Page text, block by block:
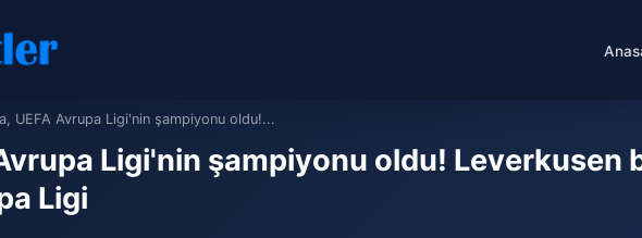
UEFA Avrupa Ligi'nin şampiyonu oldu!...
Ligi'nin şampiyonu oldu! Leverkusen
Ligi